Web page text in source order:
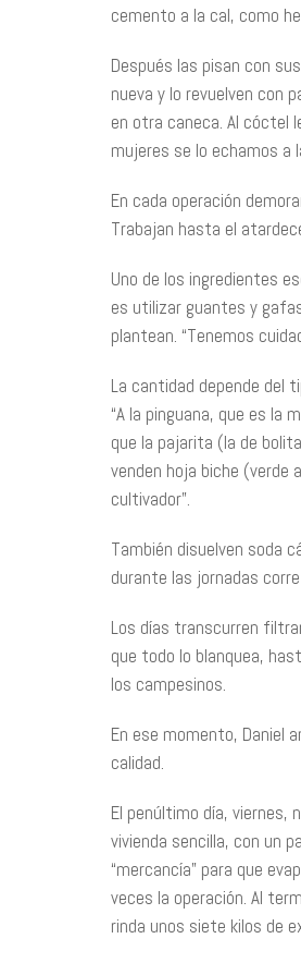
cemento a la cal, como
Después las pisan con
nueva y lo revuelven con
en otra caneca. Al cóctel
mujeres se lo echamos a
En cada operación
Trabajan hasta el
Uno de los ingredientes
es utilizar guantes y
plantean. “Tenemos
La cantidad depende del
“A la pinguana, que es la
que la pajarita (la de
venden hoja biche (verde
cultivador”.
También disuelven soda
durante las jornadas
Los días transcurren
que todo lo blanquea,
los campesinos.
En ese momento, Daniel
calidad.
El penúltimo día, viernes,
vivienda sencilla, con un
“mercancía” para que
veces la operación. Al
rinda unos siete kilos de